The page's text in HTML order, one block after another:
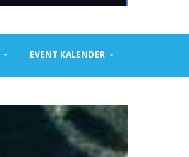
EVENT KALENDER